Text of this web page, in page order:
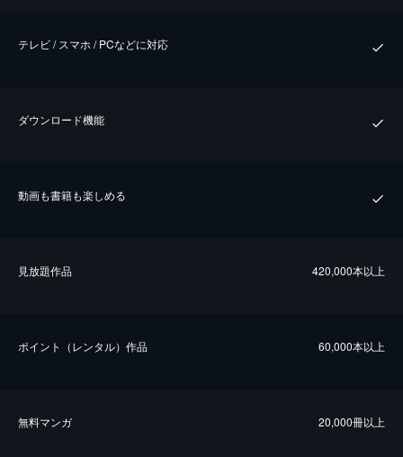
テレビ / スマホ / PCなどに対応
ダウンロード機能
動画も書籍も楽しめる
⾒放題作品 420,000本以上
ポイント（レンタル）作品 60,000本以上
無料マンガ 20,000冊以上